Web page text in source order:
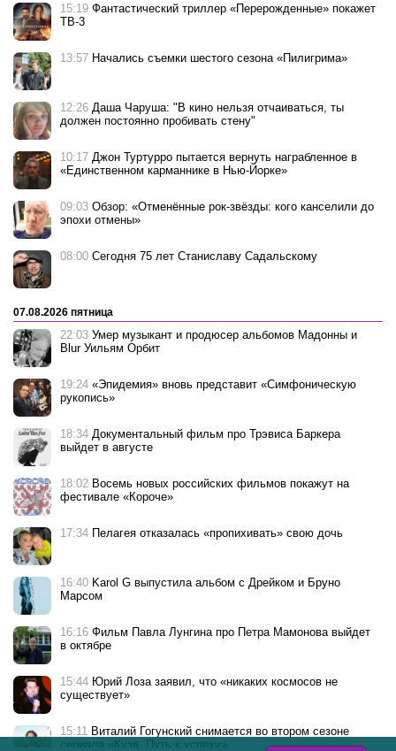
15:19 Фантастический триллер «Перерожденные» покажет
ТВ-3
13:57 Начались съемки шестого сезона «Пилигрима»
12:26 Даша Чаруша: "В кино нельзя отчаиваться, ты
должен постоянно пробивать стену"
10:17 Джон Туртурро пытается вернуть награбленное в
«Единственном карманнике в Нью-Йорке»
09:03 Обзор: «Отменённые рок-звёзды: кого канселили до
эпохи отмены»
08:00 Сегодня 75 лет Станиславу Садальскому
07.08.2026 пятница
22:03 Умер музыкант и продюсер альбомов Мадонны и
Blur Уильям Орбит
19:24 «Эпидемия» вновь представит «Симфоническую
рукопись»
18:34 Документальный фильм про Трэвиса Баркера
выйдет в августе
18:02 Восемь новых российских фильмов покажут на
фестивале «Короче»
17:34 Пелагея отказалась «пропихивать» свою дочь
16:40 Karol G выпустила альбом с Дрейком и Бруно
Марсом
16:16 Фильм Павла Лунгина про Петра Мамонова выйдет
в октябре
15:44 Юрий Лоза заявил, что «никаких космосов не
существует»
15:11 Виталий Гогунский снимается во втором сезоне
сериала «Кузя. Путь к успеху»